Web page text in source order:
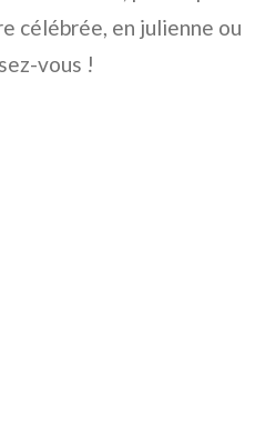
célébrée, en julienne ou
vous !